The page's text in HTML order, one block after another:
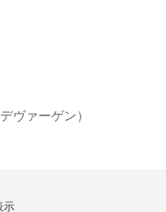
ヴァーゲン）
示